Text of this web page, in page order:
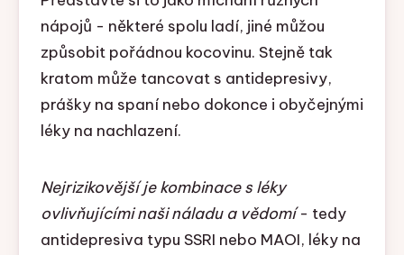
nápojů - některé spolu ladí, jiné můžou
způsobit pořádnou kocovinu. Stejně tak
kratom může tancovat s antidepresivy,
prášky na spaní nebo dokonce i obyčejnými
léky na nachlazení.
Nejrizikovější je kombinace s léky
ovlivňujícími naši náladu a vědomí- tedy
antidepresiva typu SSRI nebo MAOI, léky na